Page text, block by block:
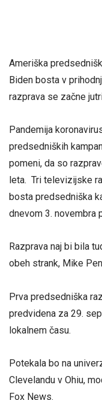
Ameriška
Biden bosta v
razprava se začne
Pandemija
predsedniških
pomeni, da so
leta. Tri televizijske
bosta predsedniška
dnevom 3. novembra
Razprava naj bi bila
obeh strank, Mike
Prva predsedniška
predvidena za 29.
lokalnem času.
Potekala bo na
Clevelandu v Ohiu,
Fox News.